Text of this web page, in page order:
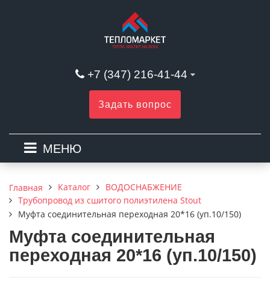
+7 (347) 216-41-44
Задать вопрос
МЕНЮ
Главная Каталог
ВОДОСНАБЖЕНИЕ
Трубопровод из сшитого полиэтилена Stout
Муфта соединительная переходная 20*16 (уп.10/150)
Муфта соединительная
переходная 20*16 (уп.10/150)